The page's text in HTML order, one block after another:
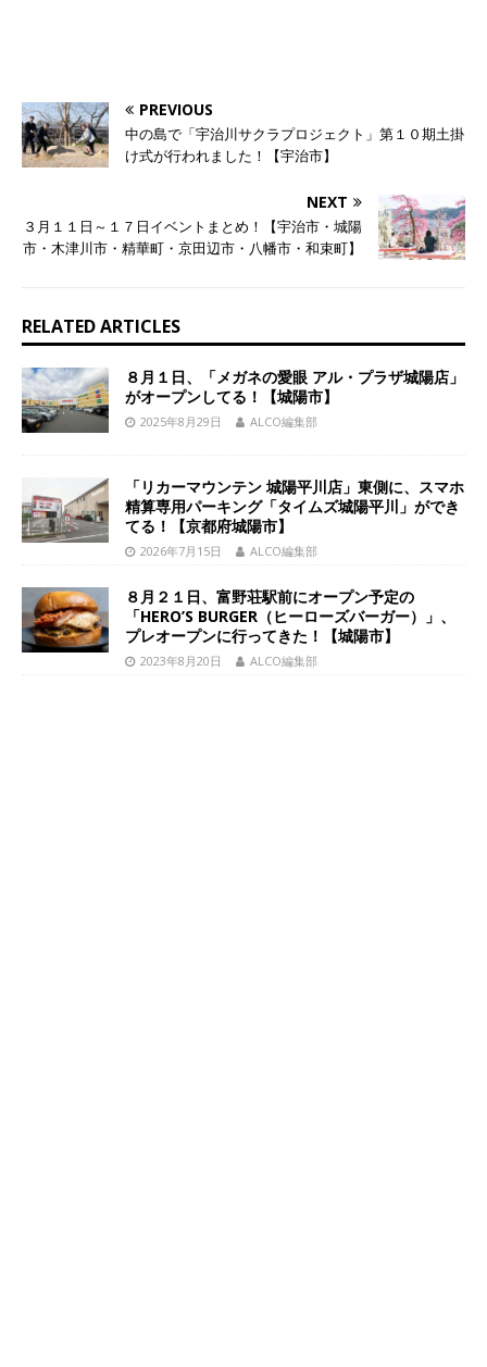
PREVIOUS
中の島で「宇治川サクラプロジェクト」第１０期土掛
け式が行われました！【宇治市】
NEXT
３月１１日～１７日イベントまとめ！【宇治市・城陽
市・木津川市・精華町・京田辺市・八幡市・和束町】
RELATED ARTICLES
８月１日、「メガネの愛眼 アル・プラザ城陽店」
がオープンしてる！【城陽市】
2025年8月29日 ALCO編集部
「リカーマウンテン 城陽平川店」東側に、スマホ
精算専用パーキング「タイムズ城陽平川」ができ
てる！【京都府城陽市】
2026年7月15日 ALCO編集部
８月２１日、富野荘駅前にオープン予定の
「HERO’S BURGER（ヒーローズバーガー）」、
プレオープンに行ってきた！【城陽市】
2023年8月20日 ALCO編集部